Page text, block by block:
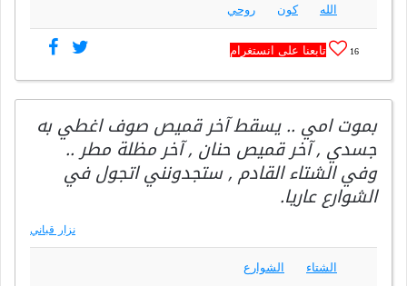
الله كون روحي
16 تابعنا على انستغرام
بموت امي .. يسقط آخر قميص صوف اغطي به
جسدي , آخر قميص حنان , آخر مظلة مطر ..
وفي الشتاء القادم , ستجدونني اتجول في
الشوارع عاريا.
نزار قباني
الشتاء الشوارع